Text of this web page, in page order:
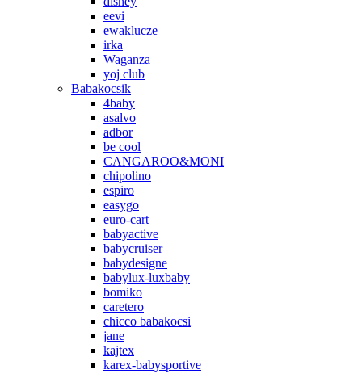
eevi
ewaklucze
irka
Waganza
yoj club
Babakocsik
4baby
asalvo
adbor
be cool
CANGAROO&MONI
chipolino
espiro
easygo
euro-cart
babyactive
babycruiser
babydesigne
babylux-luxbaby
bomiko
caretero
chicco babakocsi
jane
kajtex
karex-babysportive